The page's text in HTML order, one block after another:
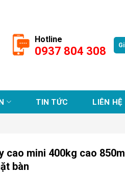
Hotline
0937 804 308
TIN TỨC LIÊN HỆ
cao mini 400kg cao
bàn